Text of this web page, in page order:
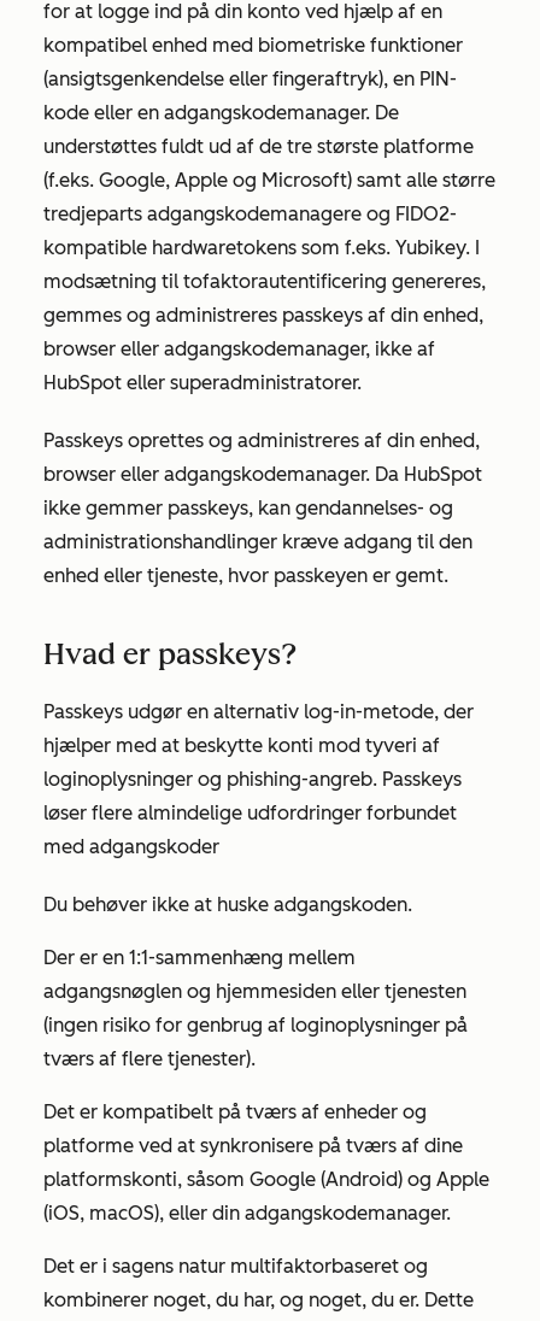
for at logge ind på din konto ved hjælp af en
kompatibel enhed med biometriske funktioner
(ansigtsgenkendelse eller fingeraftryk), en PIN-
kode eller en adgangskodemanager. De
understøttes fuldt ud af de tre største platforme
(f.eks. Google, Apple og Microsoft) samt alle større
tredjeparts adgangskodemanagere og FIDO2-
kompatible hardwaretokens som f.eks. Yubikey. I
modsætning til tofaktorautentificering genereres,
gemmes og administreres passkeys af din enhed,
browser eller adgangskodemanager, ikke af
HubSpot eller superadministratorer.
Passkeys oprettes og administreres af din enhed,
browser eller adgangskodemanager. Da HubSpot
ikke gemmer passkeys, kan gendannelses- og
administrationshandlinger kræve adgang til den
enhed eller tjeneste, hvor passkeyen er gemt.
Hvad er passkeys?
Passkeys udgør en alternativ log-in-metode, der
hjælper med at beskytte konti mod tyveri af
loginoplysninger og phishing-angreb. Passkeys
løser flere almindelige udfordringer forbundet
med adgangskoder
Du behøver ikke at huske adgangskoden.
Der er en 1:1-sammenhæng mellem
adgangsnøglen og hjemmesiden eller tjenesten
(ingen risiko for genbrug af loginoplysninger på
tværs af flere tjenester).
Det er kompatibelt på tværs af enheder og
platforme ved at synkronisere på tværs af dine
platformskonti, såsom Google (Android) og Apple
(iOS, macOS), eller din adgangskodemanager.
Det er i sagens natur multifaktorbaseret og
kombinerer noget, du har, og noget, du er. Dette